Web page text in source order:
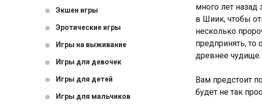
Экшен игры
Эротические игры
Игры на выживание
Игры для девочек
Игры для детей
Игры для мальчиков
много лет
в Шиик, чтобы
несколько
предпринять, то
древнее чудище.
Вам предстоит
будет не так